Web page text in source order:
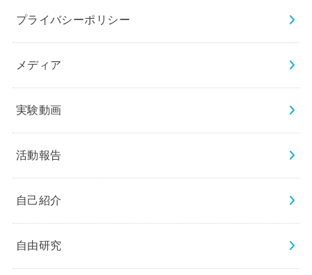
プライバシーポリシー
メディア
実験動画
活動報告
自己紹介
自由研究